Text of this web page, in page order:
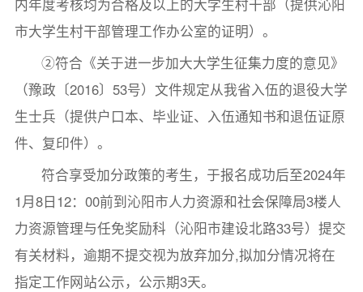
内年度考核均为合格及以上的大学生村干部（提供沁阳
市大学生村干部管理工作办公室的证明）。
②符合《关于进一步加大大学生征集力度的意见》
（豫政〔2016〕53号）文件规定从我省入伍的退役大学
生士兵（提供户口本、毕业证、入伍通知书和退伍证原
件、复印件）。
符合享受加分政策的考生，于报名成功后至2024年
1月8日12：00前到沁阳市人力资源和社会保障局3楼人
力资源管理与任免奖励科（沁阳市建设北路33号）提交
有关材料，逾期不提交视为放弃加分,拟加分情况将在
指定工作网站公示，公示期3天。